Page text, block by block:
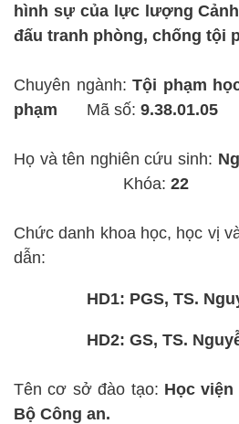
hình sự của lực lượng
đấu tranh phòng, chống tội
Chuyên ngành: Tội phạm
phạm
Mã số: 9.38.01.05
Họ và tên nghiên cứu sinh:
Khóa: 22
Chức danh khoa học, học vị
dẫn:
HD1: PGS, TS.
HD2: GS, TS.
Tên cơ sở đào tạo: Học viện
Bộ Công an.